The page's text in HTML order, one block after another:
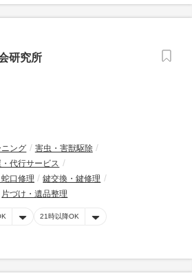
研究所
ング
害虫・害獣駆除
代行サービス
口修理
鍵交換・鍵修理
片づけ・遺品整理
21時以降OK